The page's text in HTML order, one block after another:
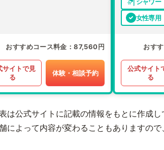
おすすめコース料金 87,560円
サイトで見
る
体験・相談予約
女性専用
おす
公式サイト
る
は公式サイトに記載の情報をもとに作成
によって内容が変わることもありますので